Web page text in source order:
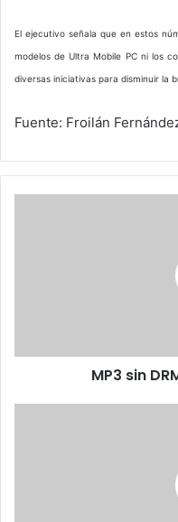
El ejecutivo señala que en estos
modelos de Ultra Mobile PC ni los
diversas iniciativas para disminuir la
Fuente: Froilán
MP3 sin